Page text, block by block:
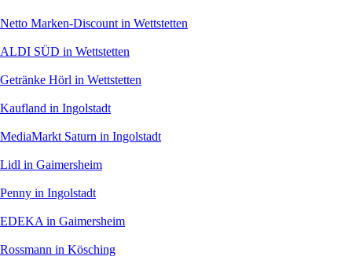
Netto Marken-Discount in Wettstetten
ALDI SÜD in Wettstetten
Getränke Hörl in Wettstetten
Kaufland in Ingolstadt
MediaMarkt Saturn in Ingolstadt
Lidl in Gaimersheim
Penny in Ingolstadt
EDEKA in Gaimersheim
Rossmann in Kösching